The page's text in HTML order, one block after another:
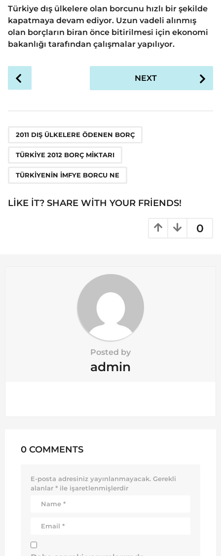
Türkiye dış ülkelere olan borcunu hızlı bir şekilde
kapatmaya devam ediyor. Uzun vadeli alınmış
olan borçların biran önce bitirilmesi için ekonomi
bakanlığı tarafından çalışmalar yapılıyor.
o
t
NEXT
2011 DIŞ ÜLKELERE ÖDENEN BORÇ
TÜRKIYE 2012 BORÇ MIKTARI
TÜRKIYENIN IMFYE BORCU NE
LIKE IT? SHARE WITH YOUR FRIENDS!
0
Posted by
admin
0 COMMENTS
E-posta adresiniz yayınlanmayacak. Gerekli
alanlar * ile işaretlenmişlerdir